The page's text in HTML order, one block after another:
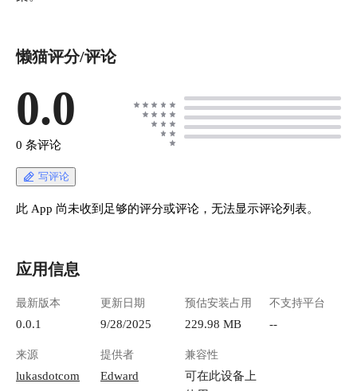
懒猫评分/评论
0.0
0 条评论
写评论
此 App 尚未收到足够的评分或评论，无法显示评论列表。
应用信息
最新版本
0.0.1
更新日期
9/28/2025
预估安装占用
229.98 MB
不支持平台
--
来源
lukasdotcom
提供者
Edward
兼容性
可在此设备上